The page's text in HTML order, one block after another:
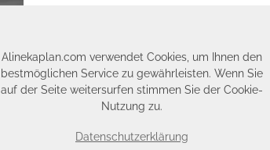
Alinekaplan.com verwendet Cookies, um Ihnen den
bestmöglichen Service zu gewährleisten. Wenn Sie
auf der Seite weitersurfen stimmen Sie der Cookie-
Nutzung zu.
Datenschutzerklärung